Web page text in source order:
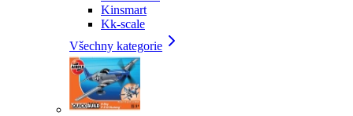
Kinsmart
Kk-scale
Všechny kategorie